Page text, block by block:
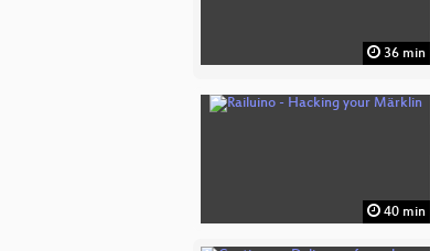
36 min
40 min